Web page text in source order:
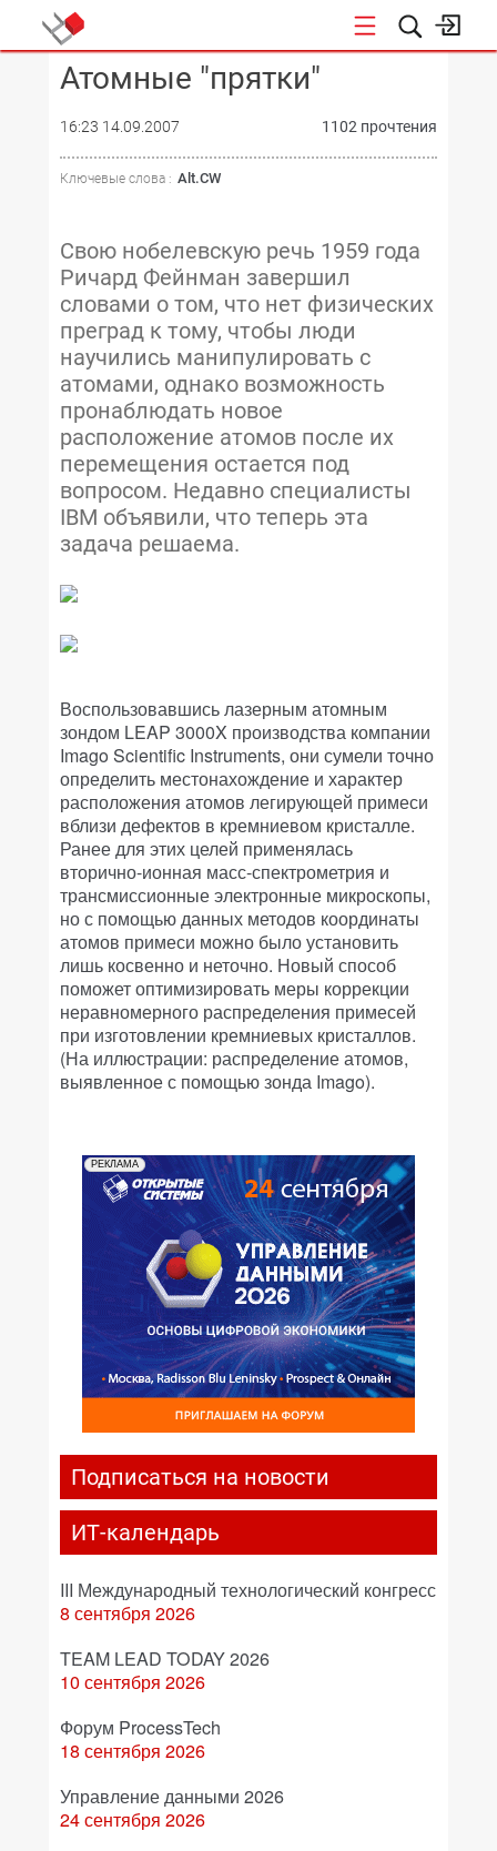
КОНФЕРЕНЦИИ
Атомные "прятки"
16:23 14.09.2007 1102 прочтения
Ключевые слова : Alt.CW
Свою нобелевскую речь 1959 года
Ричард Фейнман завершил
словами о том, что нет физических
преград к тому, чтобы люди
научились манипулировать с
атомами, однако возможность
пронаблюдать новое
расположение атомов после их
перемещения остается под
вопросом. Недавно специалисты
IBM объявили, что теперь эта
задача решаема.
Воспользовавшись лазерным атомным
зондом LEAP 3000X производства компании
Imago Scientific Instruments, они сумели точно
определить местонахождение и характер
расположения атомов легирующей примеси
вблизи дефектов в кремниевом кристалле.
Ранее для этих целей применялась
вторично-ионная масс-спектрометрия и
трансмиссионные электронные микроскопы,
но с помощью данных методов координаты
атомов примеси можно было установить
лишь косвенно и неточно. Новый способ
поможет оптимизировать меры коррекции
неравномерного распределения примесей
при изготовлении кремниевых кристаллов.
(На иллюстрации: распределение атомов,
выявленное с помощью зонда Imago).
РЕКЛАМА
Подписаться на новости
ИТ-календарь
III Международный технологический конгресс
8 сентября 2026
TEAM LEAD TODAY 2026
10 сентября 2026
Форум ProcessTech
18 сентября 2026
Управление данными 2026
24 сентября 2026